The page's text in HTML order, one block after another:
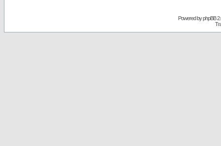
Powered byphpBB